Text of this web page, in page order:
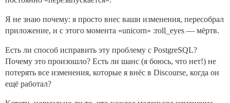
Я не знаю почему: я просто внес ваши изменения, пересобрал
приложение, и с этого момента «unicorn» :roll_eyes — мёртв.
Есть ли способ исправить эту проблему с PostgreSQL?
Почему это произошло? Есть ли шанс (я боюсь, что нет!) не
потерять все изменения, которые я внёс в Discourse, когда он
ещё работал?